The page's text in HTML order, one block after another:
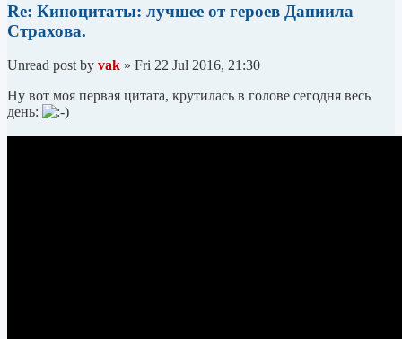
Re: Киноцитаты: лучшее от героев Даниила
Страхова.
Unread post by vak » Fri 22 Jul 2016, 21:30
Ну вот моя первая цитата, крутилась в голове сегодня весь
день: